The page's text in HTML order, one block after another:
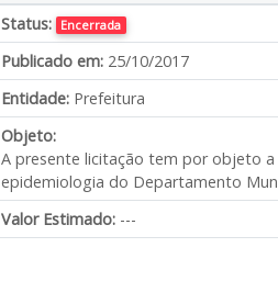
Status: Encerrada
Publicado em: 25/10/2017
Entidade: Prefeitura
Objeto:
A presente licitação tem por objeto
epidemiologia do Departamento
Valor Estimado: ---